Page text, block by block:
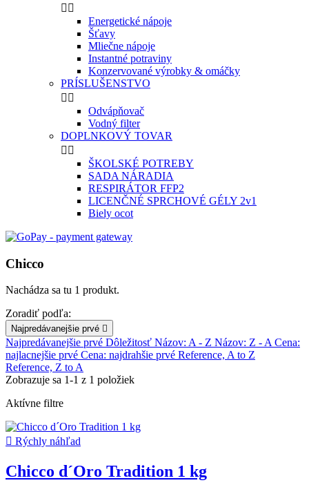
 
Energetické nápoje
Šťavy
Mliečne nápoje
Instantné potraviny
Konzervované výrobky & omáčky
PRÍSLUŠENSTVO
 
Odvápňovač
Vodný filter
DOPLNKOVÝ TOVAR
 
ŠKOLSKÉ POTREBY
SADA NÁRADIA
RESPIRÁTOR FFP2
LICENČNÉ SPRCHOVÉ GÉLY 2v1
Biely ocot
Chicco
Nachádza sa tu 1 produkt.
Zoradiť podľa:
Najpredávanejšie prvé 
Najpredávanejšie prvé Dôležitosť Názov: A - Z Názov: Z - ACena:
najlacnejšie prvé Cena: najdrahšie prvé Reference, A to Z
Reference, Z to A
Zobrazuje sa 1-1 z 1 položiek
Aktívne filtre
 Rýchly náhľad
Chicco d´Oro Tradition 1 kg